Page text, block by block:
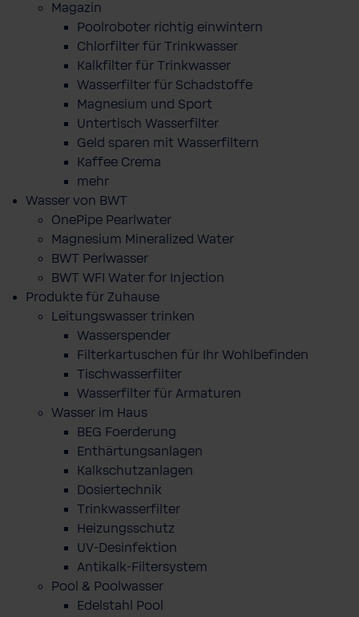
Magazin
Poolroboter richtig einwintern
Chlorfilter für Trinkwasser
Kalkfilter für Trinkwasser
Wasserfilter für Schadstoffe
Magnesium und Sport
Untertisch Wasserfilter
Geld sparen mit Wasserfiltern
Kaffee Crema
mehr
Wasser von BWT
OnePipe Pearlwater
Magnesium Mineralized Water
BWT Perlwasser
BWT WFI Water for Injection
Produkte für Zuhause
Leitungswasser trinken
Wasserspender
Filterkartuschen für Ihr Wohlbefinden
Tischwasserfilter
Wasserfilter für Armaturen
Wasser im Haus
BEG Foerderung
Enthärtungsanlagen
Kalkschutzanlagen
Dosiertechnik
Trinkwasserfilter
Heizungsschutz
UV-Desinfektion
Antikalk-Filtersystem
Pool & Poolwasser
Edelstahl Pool